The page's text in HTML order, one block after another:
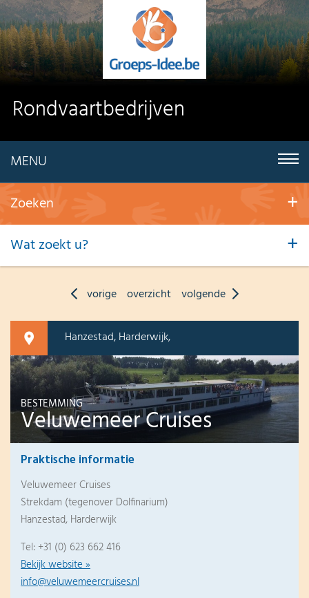
Rondvaartbedrijven
MENU
Zoeken
Wat zoekt u?
vorige overzicht volgende
Hanzestad, Harderwijk,
BESTEMMING
Veluwemeer Cruises
Praktische informatie
Veluwemeer Cruises
Strekdam (tegenover Dolfinarium)
Hanzestad, Harderwijk
Tel: +31 (0) 623 662 416
Bekijk website »
info@veluwemeercruises.nl